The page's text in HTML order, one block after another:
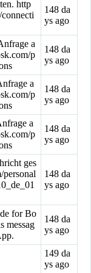
http
148 da
ys ago
a
p
148 da
ys ago
a
p
148 da
ys ago
a
p
148 da
ys ago
ges
148 da
ys ago
for Bo
messag
148 da
ys ago
149 da
ys ago